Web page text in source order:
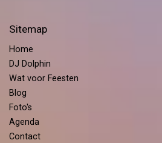
Sitemap
Home
DJ Dolphin
Wat voor Feesten
Blog
Foto's
Agenda
Contact